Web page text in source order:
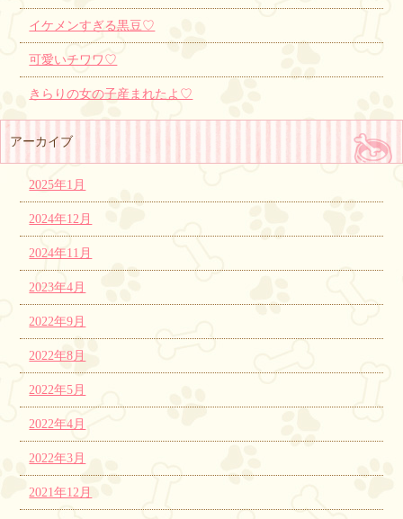
イケメンすぎる黒豆♡
可愛いチワワ♡
きらりの女の子産まれたよ♡
アーカイブ
2025年1月
2024年12月
2024年11月
2023年4月
2022年9月
2022年8月
2022年5月
2022年4月
2022年3月
2021年12月